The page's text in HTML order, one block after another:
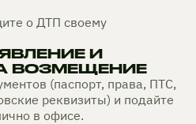
о ДТП своему
И
ВОЗМЕЩЕНИЕ
(паспорт, права, ПТС,
реквизиты) и подайте
в офисе.